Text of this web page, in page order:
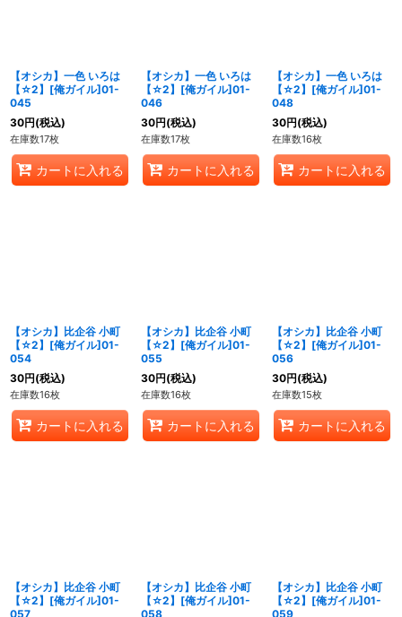
【オシカ】一色 いろは
【☆2】[俺ガイル]01-
045
30円(税込)
在庫数17枚
カートに入れる
【オシカ】一色 いろは
【☆2】[俺ガイル]01-
046
30円(税込)
在庫数17枚
カートに入れる
【オシカ】一色 いろは
【☆2】[俺ガイル]01-
048
30円(税込)
在庫数16枚
カートに入れる
【オシカ】比企谷 小町
【☆2】[俺ガイル]01-
054
30円(税込)
在庫数16枚
カートに入れる
【オシカ】比企谷 小町
【☆2】[俺ガイル]01-
055
30円(税込)
在庫数16枚
カートに入れる
【オシカ】比企谷 小町
【☆2】[俺ガイル]01-
056
30円(税込)
在庫数15枚
カートに入れる
【オシカ】比企谷 小町
【☆2】[俺ガイル]01-
057
【オシカ】比企谷 小町
【☆2】[俺ガイル]01-
058
【オシカ】比企谷 小町
【☆2】[俺ガイル]01-
059